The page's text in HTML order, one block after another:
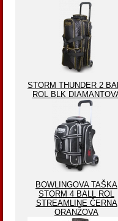
STORM THUNDER 2
ROL BLK
BOWLINGOVA TAŠKA
STORM 4 BALL ROL
STREAMLINE ČERNA
ORANŽOVA